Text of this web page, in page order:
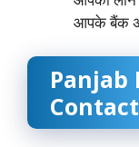
आपके बैंक
Panjab